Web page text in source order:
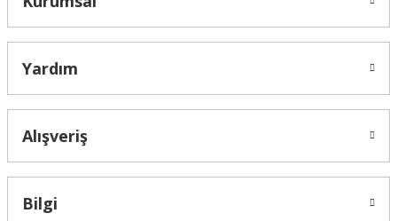
Yardım
Alışveriş
Bilgi